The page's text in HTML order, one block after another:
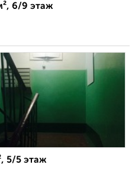
6/9 этаж
5/5 этаж